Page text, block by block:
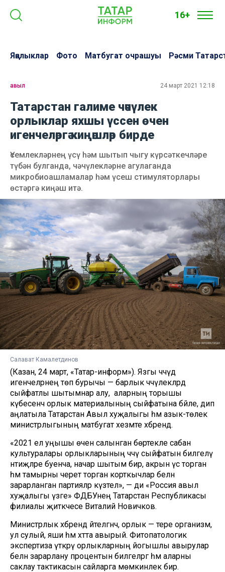
16+
Яңалыклар Фото Матбугат очрашуы Рәсми
авыл 24 март 2021 12:18
Татарстан галиме чәчүлек
орлыклар яхшы үссен өчен
игенчеләргә киңәшләр бирде
Үсемлекләрнең үсү һәм шытып чыгу күрсәткечләре
түбән булганда, чәчүлекләрне агулаганда
микробиоашламалар һәм үсеш стимуляторлары
өстәргә киңәш итә.
Салават Камалетдинов
(Казан, 24 март, «Татар-информ»). Язгы чәчүдә
игенчеләрнең төп бурычы — барлык чәчүлекләрдә
сыйфатлы шытымнар алу, ә аларның торышы
күбесенчә орлык материалының сыйфатына бәйле, дип
аңлатыла Татарстан Авыл хуҗалыгы һәм азык-төлек
министрлыгының матбугат хезмәте хәбәрендә.
«2021 ел уңышы өчен салынган бөртекле сабан
культуралары орлыкларының чәчү сыйфатын билгеләү
нәтиҗәләре буенча, начар шытым бирә, акрын үсә торган
һәм тамырны черетә торган корткычлар белән
зарарланган партияләр күзәтелә», — ди «Россия авыл
хуҗалыгы үзәге» ФДБУнең Татарстан Республикасы
филиалы җитәкчесе Виталий Новичков.
Министрлык хәбәрендә әйтелгәнчә, орлык — тере организм,
ул сулый, яши һәм хәтта авырый. Фитопатологик
экспертиза үткәрү орлыкларның йогышлы авырулар
белән зарарлану процентын билгеләргә һәм аларны
саклау тактикасын сайларга мөмкинлек бирә.